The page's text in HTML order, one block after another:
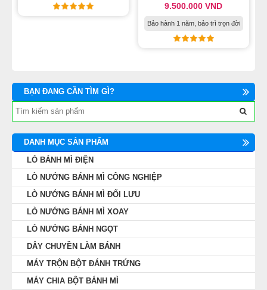
9.500.000VND
Bảo hành 1 năm, bảo trì trọn đời
BẠN ĐANG CẦN TÌM GÌ?
DANH MỤC SẢN PHẨM
LÒ BÁNH MÌ ĐIỆN
LÒ NƯỚNG BÁNH MÌ CÔNG NGHIỆP
LÒ NƯỚNG BÁNH MÌ ĐỐI LƯU
LÒ NƯỚNG BÁNH MÌ XOAY
LÒ NƯỚNG BÁNH NGỌT
DÂY CHUYỀN LÀM BÁNH
MÁY TRỘN BỘT ĐÁNH TRỨNG
MÁY CHIA BỘT BÁNH MÌ